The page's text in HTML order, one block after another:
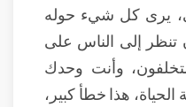
يرى كل شيء حوله
تنظر إلى الناس على
متخلفون، وأنت وحدك
هذا خطأ كبير،